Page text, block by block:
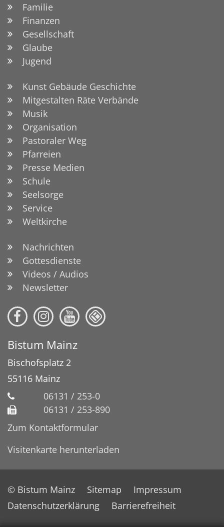
Familie
Finanzen
Gesellschaft
Glaube
Jugend
Kunst Gebäude Geschichte
Mitgestalten Räte Verbände
Musik
Organisation
Pastoraler Weg
Pfarreien
Presse Medien
Schule
Seelsorge
Service
Weltkirche
Nachrichten
Gottesdienste
Videos / Audios
Newsletter
Bistum Mainz
Bischofsplatz 2
55116 Mainz
06131 / 253-0
06131 / 253-890
Zum Kontaktformular
Visitenkarte herunterladen
© Bistum Mainz Sitemap
Impressum
Datenschutzerklärung
Barrierefreiheit